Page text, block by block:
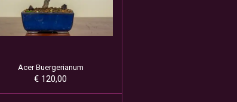
Acer Buergerianum
€ 120,00